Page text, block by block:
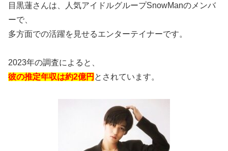
目黒蓮さんは、人気アイドルグループSnowManのメンバ
ーで、
多方面での活躍を見せるエンターテイナーです。
2023年の調査によると、
彼の推定年収は約2億円 とされています。